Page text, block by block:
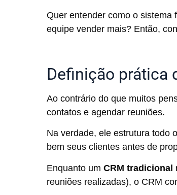
Quer entender como o sistema
equipe vender mais? Então, c
Definição prática
Ao contrário do que muitos
contatos e agendar reuniões.
Na verdade, ele estrutura todo
bem seus clientes antes de
Enquanto um CRM tradicional
reuniões realizadas), o CRM